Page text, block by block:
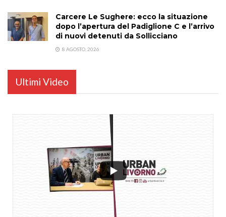
Carcere Le Sughere: ecco la situazione
dopo l’apertura del Padiglione C e l’arrivo
di nuovi detenuti da Sollicciano
8 AGOSTO, 2026
Ultimi Video